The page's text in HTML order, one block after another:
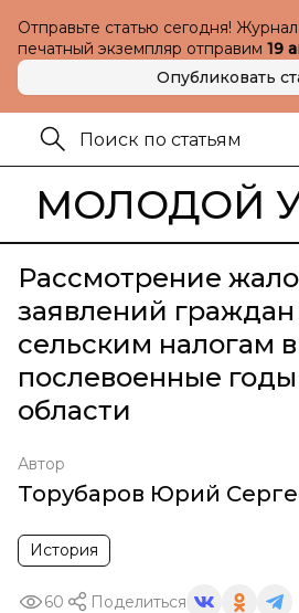
Отправьте статью сегодня!
печатный экземпляр отправим 19
Опубликовать
МОЛОДОЙ
Рассмотрение
заявлений
сельским налогам в
послевоенные
области
Автор
Торубаров Юрий
История
60 Поделиться